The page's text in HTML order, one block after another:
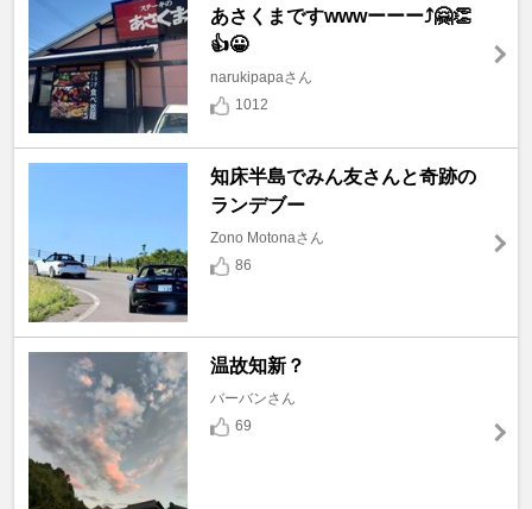
あさくまですwwwーーー⤴️🤗👏
👍😀
narukipapaさん
1012
知床半島でみん友さんと奇跡の
ランデブー
Zono Motonaさん
86
温故知新？
バーバンさん
69